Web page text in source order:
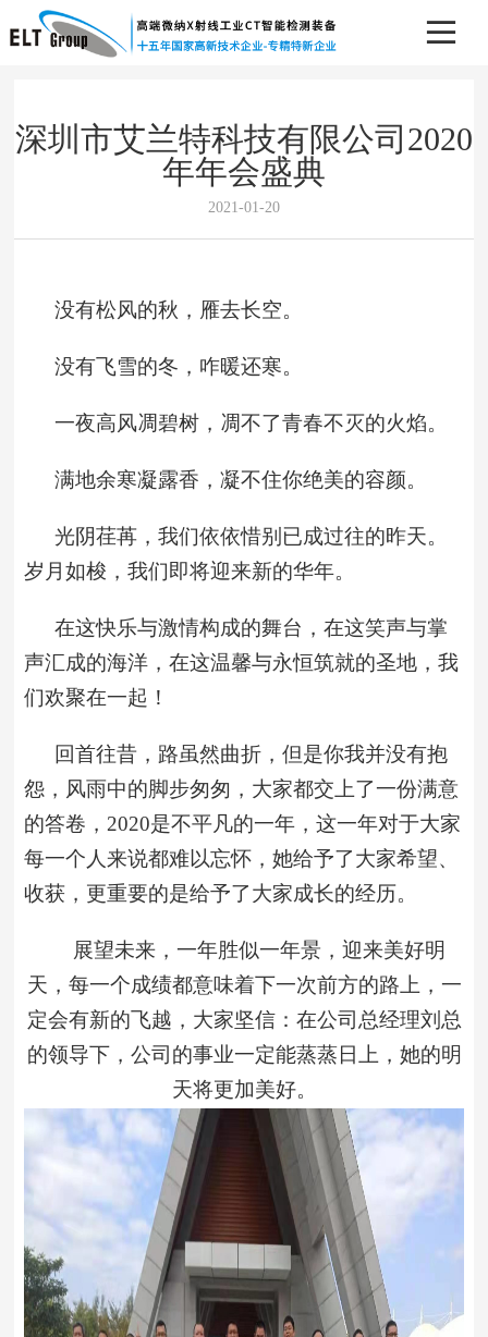
深圳市艾兰特科技有限公司2020
年年会盛典
2021-01-20
没有松风的秋，雁去长空。
没有飞雪的冬，咋暖还寒。
一夜高风凋碧树，凋不了青春不灭的火焰。
满地余寒凝露香，凝不住你绝美的容颜。
光阴荏苒，我们依依惜别已成过往的昨天。
岁月如梭，我们即将迎来新的华年。
在这快乐与激情构成的舞台，在这笑声与掌
声汇成的海洋，在这温馨与永恒筑就的圣地，我
们欢聚在一起！
回首往昔， 路虽然曲折，但是你我并没有抱
怨，风雨中的脚步匆匆，大家都交上了一份满意
的答卷， 2020是不平凡的一年，这一年对于大家
每一个人来说都难以忘怀，她给予了大家希望、
收获，更重要的是给予了大家成长的经历。
展望未来，一年胜似一年景，迎来美好明
天，每一个成绩都意味着下一次前方的路上，一
定会有新的飞越，大家坚信：在公司总经理刘总
的领导下，公司的事业一定能蒸蒸日上，她的明
天将更加美好。